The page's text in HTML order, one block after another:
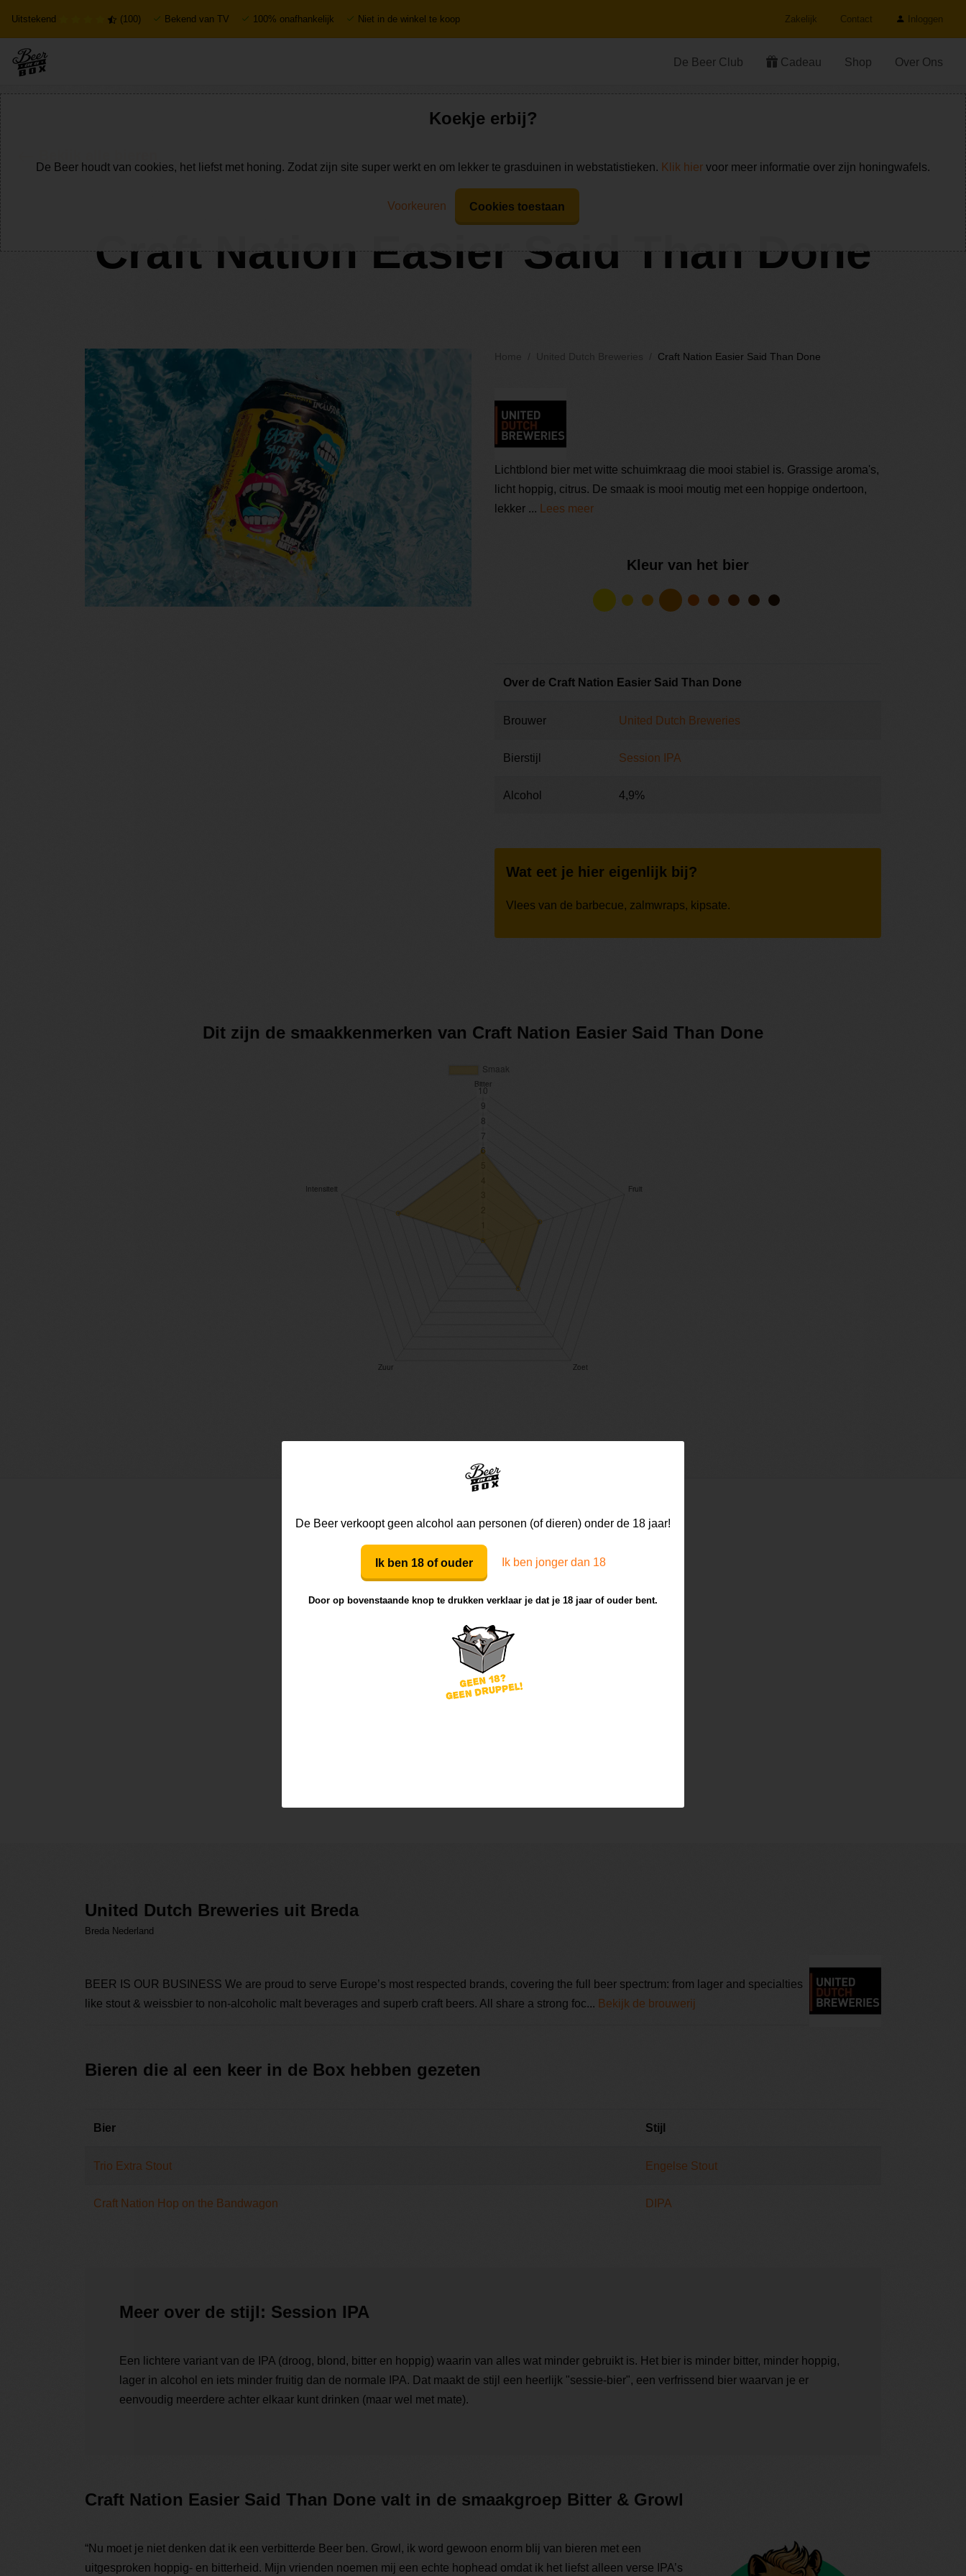
Uitstekend (100) Bekend van TV 100% onafhankelijk Niet in de winkel te koop Zakelijk Contact Inloggen
De Beer Club Cadeau Shop Over Ons
Craft Nation Easier Said Than Done
Home United Dutch Breweries Craft Nation Easier Said Than Done
Lichtblond bier met witte schuimkraag die mooi stabiel is. Grassige aroma's,
licht hoppig, citrus. De smaak is mooi moutig met een hoppige ondertoon,
lekker ... Lees meer
Kleur van het bier
Over de Craft Nation Easier Said Than Done
Brouwer United Dutch Breweries
Bierstijl Session IPA
Alcohol 4,9%
Wat eet je hier eigenlijk bij?
Vlees van de barbecue, zalmwraps, kipsate.
Dit zijn de smaakkenmerken van Craft Nation Easier Said Than Done
Die van anderen
Mijn review bij dit bier
Email
United Dutch Breweries uit Breda
Breda Nederland
BEER IS OUR BUSINESS We are proud to serve Europe’s most respected brands, covering the full beer spectrum: from lager and specialties
like stout & weissbier to non-alcoholic malt beverages and superb craft beers. All share a strong foc... Bekijk de brouwerij
Bieren die al een keer in de Box hebben gezeten
Bier Stijl
Trio Extra Stout Engelse Stout
Craft Nation Hop on the Bandwagon DIPA
Meer over de stijl: Session IPA
Een lichtere variant van de IPA (droog, blond, bitter en hoppig) waarin van alles wat minder gebruikt is. Het bier is minder bitter, minder hoppig,
lager in alcohol en iets minder fruitig dan de normale IPA. Dat maakt de stijl een heerlijk "sessie-bier", een verfrissend bier waarvan je er
eenvoudig meerdere achter elkaar kunt drinken (maar wel met mate).
Craft Nation Easier Said Than Done valt in de smaakgroep Bitter & Growl
“Nu moet je niet denken dat ik een verbitterde Beer ben. Growl, ik word gewoon enorm blij van bieren met een
uitgesproken hoppig- en bitterheid. Mijn vrienden noemen mij een echte hophead omdat ik het liefst alleen verse IPA’s
De Beer verkoopt geen alcohol aan personen (of dieren) onder de 18 jaar!
Ik ben 18 of ouder Ik ben jonger dan 18
Door op bovenstaande knop te drukken verklaar je dat je 18 jaar of ouder bent.
Koekje erbij?
De Beer houdt van cookies, het liefst met honing. Zodat zijn site super werkt en om lekker te grasduinen in webstatistieken. Klik hier voor meer informatie over zijn honingwafels.
Voorkeuren Cookies toestaan